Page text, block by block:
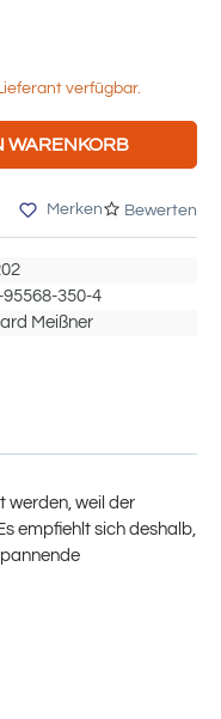
verfügbar.
gewünschten
WARENKORB
Merken Bewerten
350-4
Meißner
werden, weil der
empfiehlt sich deshalb,